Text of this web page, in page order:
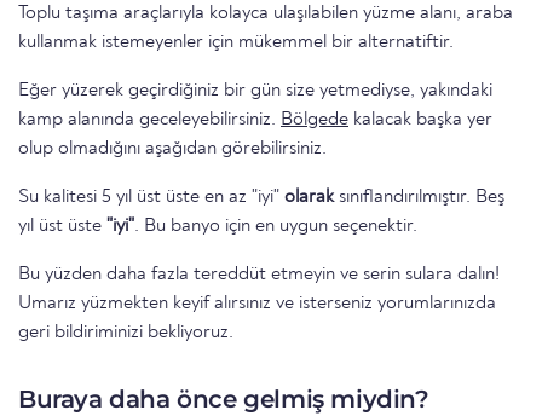
Toplu taşıma araçlarıyla kolayca ulaşılabilen yüzme alanı, araba
kullanmak istemeyenler için mükemmel bir alternatiftir.
Eğer yüzerek geçirdiğiniz bir gün size yetmediyse, yakındaki
kamp alanında geceleyebilirsiniz. Bölgede kalacak başka yer
olup olmadığını aşağıdan görebilirsiniz.
Su kalitesi 5 yıl üst üste en az "iyi" olaraksınıflandırılmıştır. Beş
yıl üst üste "iyi". Bu banyo için en uygun seçenektir.
Bu yüzden daha fazla tereddüt etmeyin ve serin sulara dalın!
Umarız yüzmekten keyif alırsınız ve isterseniz yorumlarınızda
geri bildiriminizi bekliyoruz.
Buraya daha önce gelmiş miydin?